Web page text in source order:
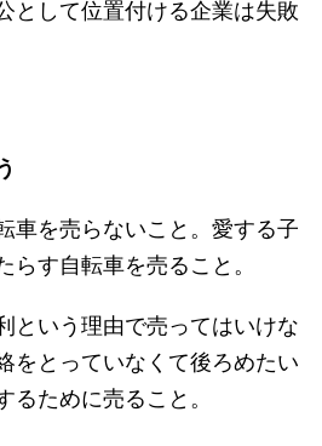
として位置付ける企業は失敗
車を売らないこと。愛する子
らす自転車を売ること。
という理由で売ってはいけな
をとっていなくて後ろめたい
るために売ること。